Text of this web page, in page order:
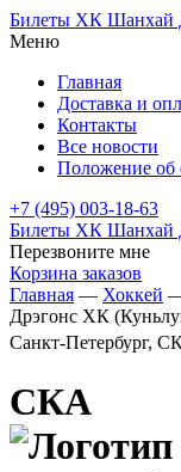
Билеты ХК Шанхай
Меню
Главная
Доставка и
Контакты
Все новости
Положение об
+7 (495) 003-18-63
Билеты ХК Шанхай
Перезвоните мне
Корзина заказов
Главная — Хоккей
Дрэгонс ХК
Санкт-Петербург,
СКА